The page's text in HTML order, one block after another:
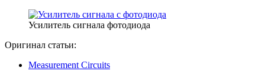
Усилитель сигнала фотодиода
Оригинал статьи:
Measurement Circuits